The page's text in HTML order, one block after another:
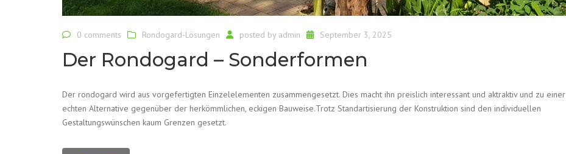
0 comments Rondogard-Lösungen posted by admin September 3, 2025
Der Rondogard – Sonderformen
Der rondogard wird aus vorgefertigten Einzelelementen zusammengesetzt. Dies macht ihn preislich interessant und aktraktiv und zu einer
echten Alternative gegenüber der herkömmlichen, eckigen Bauweise.Trotz Standartisierung der Konstruktion sind den individuellen
Gestaltungswünschen kaum Grenzen gesetzt.